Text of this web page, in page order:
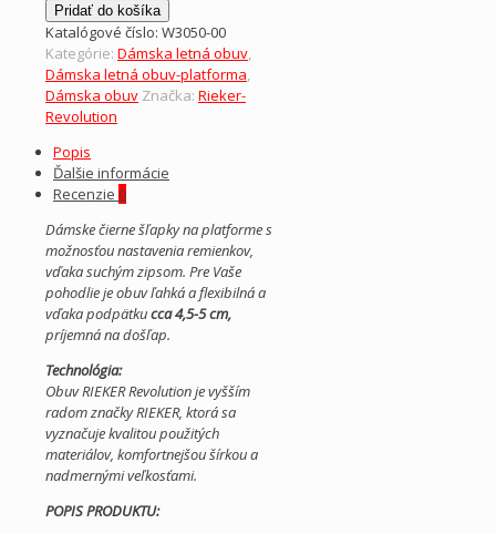
Pridať do košíka
Katalógové číslo: W3050-00
Kategórie: Dámska letná obuv,
Dámska letná obuv-platforma,
Dámska obuv Značka: Rieker-
Revolution
Popis
Ďalšie informácie
Recenzie 0
Dámske čierne šľapky na platforme s
možnosťou nastavenia remienkov,
vďaka suchým zipsom. Pre Vaše
pohodlie je obuv ľahká a flexibilná a
vďaka podpätkucca 4,5-5 cm,
príjemná na došľap.
Technológia:
Obuv RIEKER Revolution je vyšším
radom značky RIEKER, ktorá sa
vyznačuje kvalitou použitých
materiálov, komfortnejšou šírkou a
nadmernými veľkosťami.
POPIS PRODUKTU: